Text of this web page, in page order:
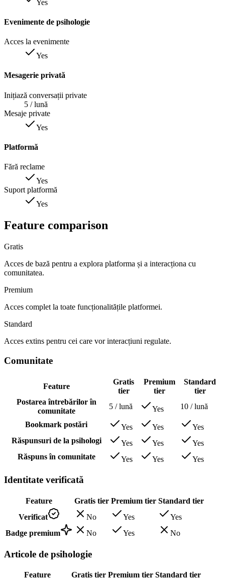
Yes
Evenimente de psihologie
Acces la evenimente
Yes
Mesagerie privată
Inițiază conversații private
5 / lună
Mesaje private
Yes
Platformă
Fără reclame
Yes
Suport platformă
Yes
Feature comparison
Gratis
Acces de bază pentru a explora platforma și a interacționa cu
comunitatea.
Premium
Acces complet la toate funcționalitățile platformei.
Standard
Acces extins pentru cei care vor interacțiuni regulate.
Comunitate
Feature
Gratis
tier
Premium
tier
Standard
tier
Postarea întrebărilor în
comunitate
5 / lună Yes 10 / lună
Bookmark postări Yes Yes
Yes
Răspunsuri de la psihologi
Yes Yes
Yes
Răspuns în comunitate
Yes Yes Yes
Identitate verificată
Feature Gratis tier Premium tier Standard tier
Verificat
No Yes
Yes
Badge premium
No Yes No
Articole de psihologie
Feature Gratis tier Premium tier Standard tier